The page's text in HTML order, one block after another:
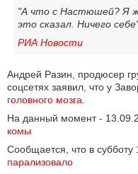
"А что с Настюшей? Я
это сказал. Ничего
РИА Новости
Андрей Разин, продюсер
соцсетях заявил, что у
головного мозга.
На данный момент -
комы
Сообщается, что в субботу
парализовало